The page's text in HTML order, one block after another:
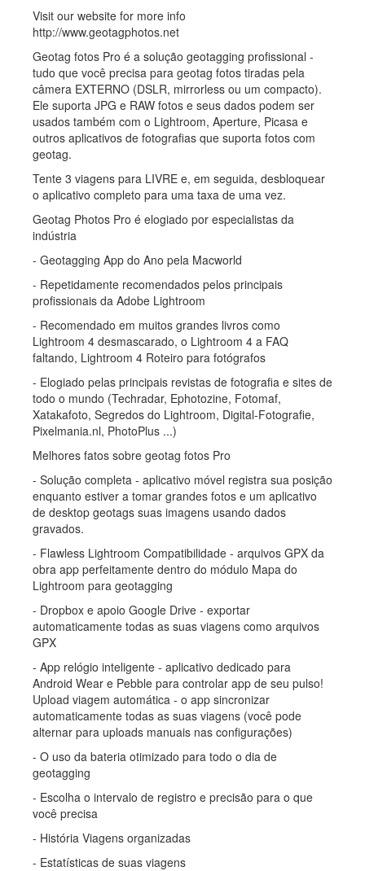
Visit our website for more info
http://www.geotagphotos.net
Geotag fotos Pro é a solução geotagging profissional -
tudo que você precisa para geotag fotos tiradas pela
câmera EXTERNO (DSLR, mirrorless ou um compacto).
Ele suporta JPG e RAW fotos e seus dados podem ser
usados ​​também com o Lightroom, Aperture, Picasa e
outros aplicativos de fotografias que suporta fotos com
geotag.
Tente 3 viagens para LIVRE e, em seguida, desbloquear
o aplicativo completo para uma taxa de uma vez.
Geotag Photos Pro é elogiado por especialistas da
indústria
- Geotagging App do Ano pela Macworld
- Repetidamente recomendados pelos principais
profissionais da Adobe Lightroom
- Recomendado em muitos grandes livros como
Lightroom 4 desmascarado, o Lightroom 4 a FAQ
faltando, Lightroom 4 Roteiro para fotógrafos
- Elogiado pelas principais revistas de fotografia e sites de
todo o mundo (Techradar, Ephotozine, Fotomaf,
Xatakafoto, Segredos do Lightroom, Digital-Fotografie,
Pixelmania.nl, PhotoPlus ...)
Melhores fatos sobre geotag fotos Pro
- Solução completa - aplicativo móvel registra sua posição
enquanto estiver a tomar grandes fotos e um aplicativo
de desktop geotags suas imagens usando dados
gravados.
- Flawless Lightroom Compatibilidade - arquivos GPX da
obra app perfeitamente dentro do módulo Mapa do
Lightroom para geotagging
- Dropbox e apoio Google Drive - exportar
automaticamente todas as suas viagens como arquivos
GPX
- App relógio inteligente - aplicativo dedicado para
Android Wear e Pebble para controlar app de seu pulso!
Upload viagem automática - o app sincronizar
automaticamente todas as suas viagens (você pode
alternar para uploads manuais nas configurações)
- O uso da bateria otimizado para todo o dia de
geotagging
- Escolha o intervalo de registro e precisão para o que
você precisa
- História Viagens organizadas
- Estatísticas de suas viagens